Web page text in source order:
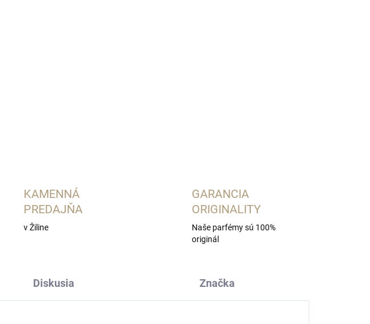
KAMENNÁ
PREDAJŇA
v Žiline
GARANCIA
ORIGINALITY
Naše parfémy sú 100%
originál
Diskusia Značka